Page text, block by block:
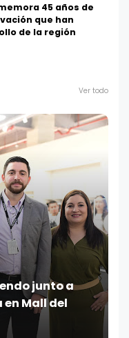
45 años de
que han
de la región
Ver todo
junto a
Mall del